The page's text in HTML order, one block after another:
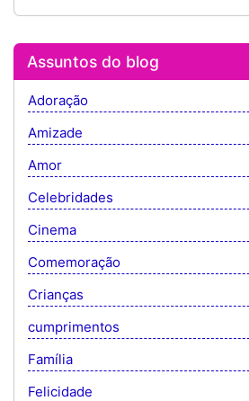
Assuntos do blog
Adoração
Amizade
Amor
Celebridades
Cinema
Comemoração
Crianças
cumprimentos
Família
Felicidade